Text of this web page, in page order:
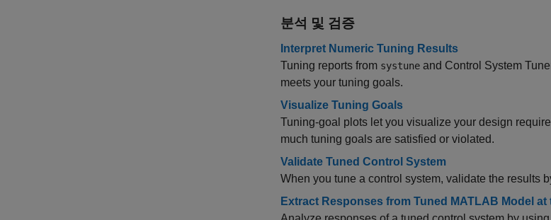
분석 및 검증
Interpret Numeric Tuning Results
Tuning reports from systune and Control System
meets your tuning goals.
Visualize Tuning Goals
Tuning-goal plots let you visualize your design
much tuning goals are satisfied or violated.
Validate Tuned Control System
When you tune a control system, validate the results
Extract Responses from Tuned MATLAB Model